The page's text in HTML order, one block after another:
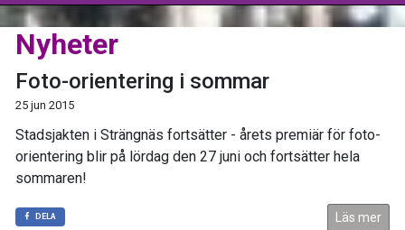
Nyheter
Foto-orientering i sommar
25 jun 2015
Stadsjakten i Strängnäs fortsätter - årets premiär för foto-
orientering blir på lördag den 27 juni och fortsätter hela
sommaren!
DELA Läs mer